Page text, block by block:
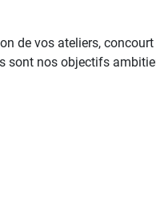
de vos ateliers,
sont nos objectifs